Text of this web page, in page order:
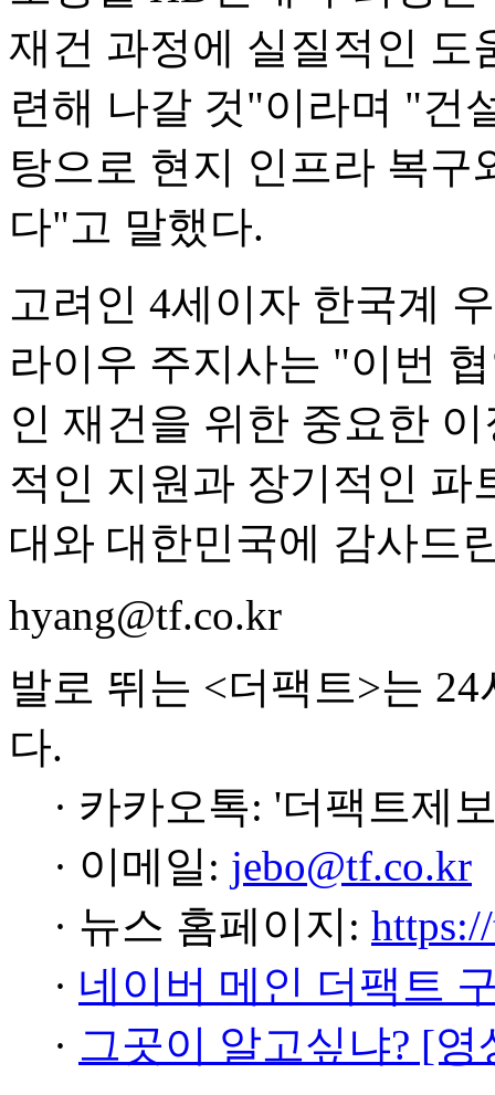
재건 과정에 실질적인 도
련해 나갈 것"이라며 "건
탕으로 현지 인프라 복
다"고 말했다.
고려인 4세이자 한국계
라이우 주지사는 "이번
인 재건을 위한 중요한
적인 지원과 장기적인 파
대와 대한민국에 감사드
hyang@tf.co.kr
발로 뛰는 <더팩트>는
다.
· 카카오톡: '더팩트제
· 이메일: jebo@tf.co.kr
· 뉴스 홈페이지:
· 네이버 메인 더팩트
· 그곳이 알고싶냐? [